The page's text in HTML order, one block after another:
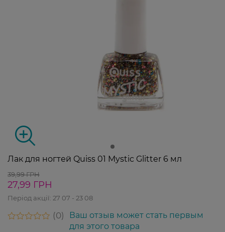
Лак для ногтей Quiss 01 Mystic Glitter 6 мл
39,99 ГРН
27,99 ГРН
Період акції: 27 07 - 23 08
0
Ваш отзыв может стать первым
для этого товара